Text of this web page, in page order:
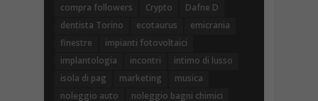
compra followers
Crypto
Dafne D
dentista Torino
ecotaurus
emicrania
finestre
impianti fotovoltaici
implantologia
incontri
intimo di lusso
isola di pag
marketing
musica
noleggio auto
noleggio bagni chimici